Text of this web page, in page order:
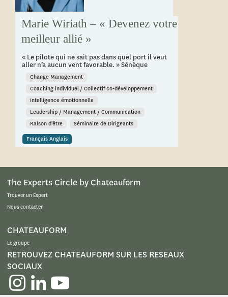
Marie Wiriath – « Devenez votre
meilleur allié »
« Le pilote qui ne sait pas dans quel port il veut
aller n’a aucun vent favorable. » Sénèque
Change Management
Coaching individuel / Collectif co-développement
Intelligence émotionnelle
Leadership / Management / Communication
Raison d'être
Séminaire de Dirigeants
Français Anglais
The Experts Circle by Chateauform
Trouver un Expert
Nous contacter
CHATEAUFORM
Le groupe
RETROUVEZ CHATEAUFORM SUR LES RESEAUX
SOCIAUX